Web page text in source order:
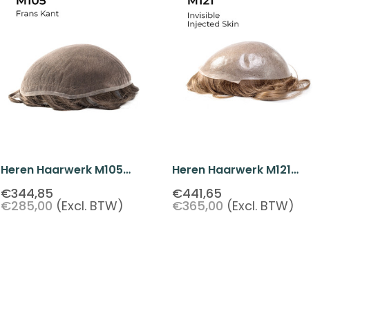
Heren Haarwerk M105
French Lace Haarsysteem
€344,85
€285,00 (Excl. BTW)
Heren Haarwerk M121
Geïnjecteerd Poly Skin
€441,65
€365,00 (Excl. BTW)